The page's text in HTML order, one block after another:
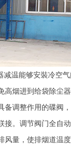
温能够安裝冷空气
高烟进到给袋除尘
备调整作用的碟阀
接。调节阀门全自
风量，使排烟道温